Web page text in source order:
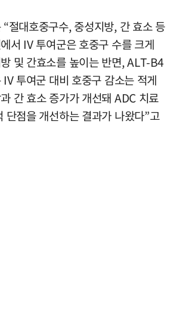
절대호중구수, 중성지방, 간 효소 등
서 IV 투여군은 호중구 수를 크게
및 간효소를 높이는 반면, ALT-B4
투여군 대비 호중구 감소는 적게
간 효소 증가가 개선돼 ADC 치료
단점을 개선하는 결과가 나왔다”고